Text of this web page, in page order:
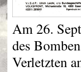
Am 26.
des
Verletzten